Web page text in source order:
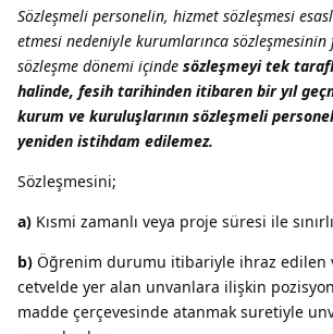
Sözleşmeli personelin, hizmet sözleşmesi
etmesi nedeniyle kurumlarınca sözleşmesinin
sözleşme dönemi içinde sözleşmeyi tek
halinde, fesih tarihinden itibaren bir yıl
kurum ve kuruluşlarının sözleşmeli
yeniden istihdam edilemez.
Sözleşmesini;
a) Kısmi zamanlı veya proje süresi ile
b) Öğrenim durumu itibariyle ihraz edilen
cetvelde yer alan unvanlara ilişkin
madde çerçevesinde atanmak suretiyle